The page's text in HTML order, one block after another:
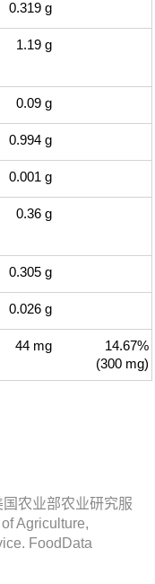
0.319 g
1.19 g
0.09 g
0.994 g
0.001 g
0.36 g
0.305 g
0.026 g
44 mg
14.67%
(300 mg)
农业部农业研究服
Agriculture,
FoodData